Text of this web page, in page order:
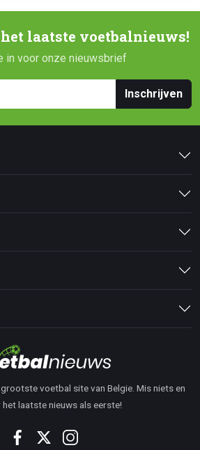
laatste voetbalnieuws!
in voor onze nieuwsbrief
Inschrijven
voetbal site van Belgie. Mis niets en
het laatste nieuws als eerste!